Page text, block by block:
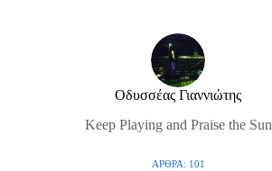
Οδυσσέας Γιαννιώτης
Keep Playing and Praise the Sun
ΆΡΘΡΑ: 101